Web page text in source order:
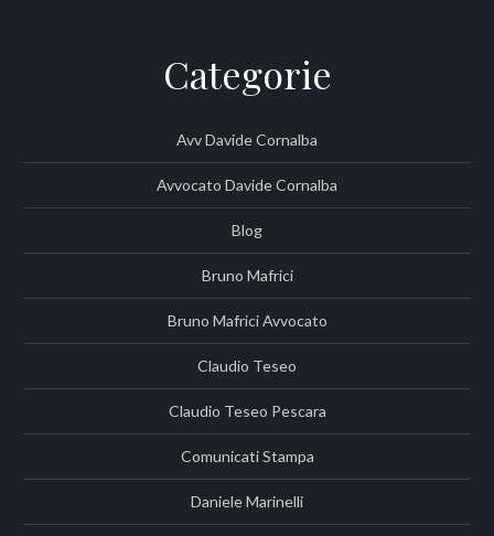
Categorie
Avv Davide Cornalba
Avvocato Davide Cornalba
Blog
Bruno Mafrici
Bruno Mafrici Avvocato
Claudio Teseo
Claudio Teseo Pescara
Comunicati Stampa
Daniele Marinelli